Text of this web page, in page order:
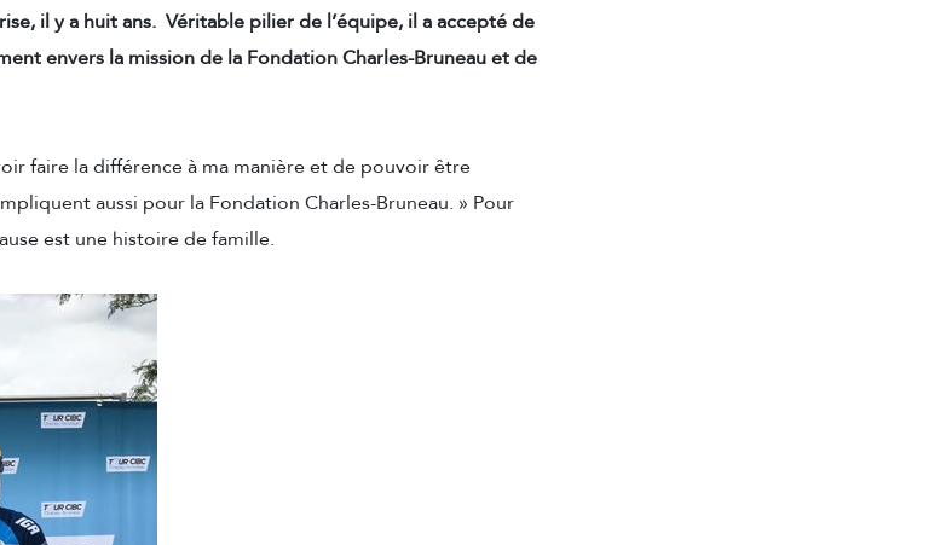
il y a huit ans. Véritable pilier de l’équipe, il a accepté de
envers la mission de la Fondation Charles-Bruneau et de
faire la différence à ma manière et de pouvoir être
aussi pour la Fondation Charles-Bruneau. » Pour
est une histoire de famille.